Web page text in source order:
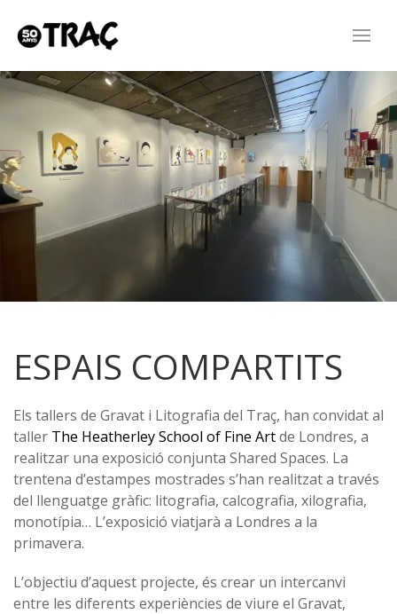
ESPAIS COMPARTITS
Els tallers de Gravat i Litografia del Traç, han convidat al
taller The Heatherley School of Fine Artde Londres, a
realitzar una exposició conjunta Shared Spaces. La
trentena d’estampes mostrades s’han realitzat a través
del llenguatge gràfic: litografia, calcografia, xilografia,
monotípia… L’exposició viatjarà a Londres a la
primavera.
L’objectiu d’aquest projecte, és crear un intercanvi
entre les diferents experiències de viure el Gravat,